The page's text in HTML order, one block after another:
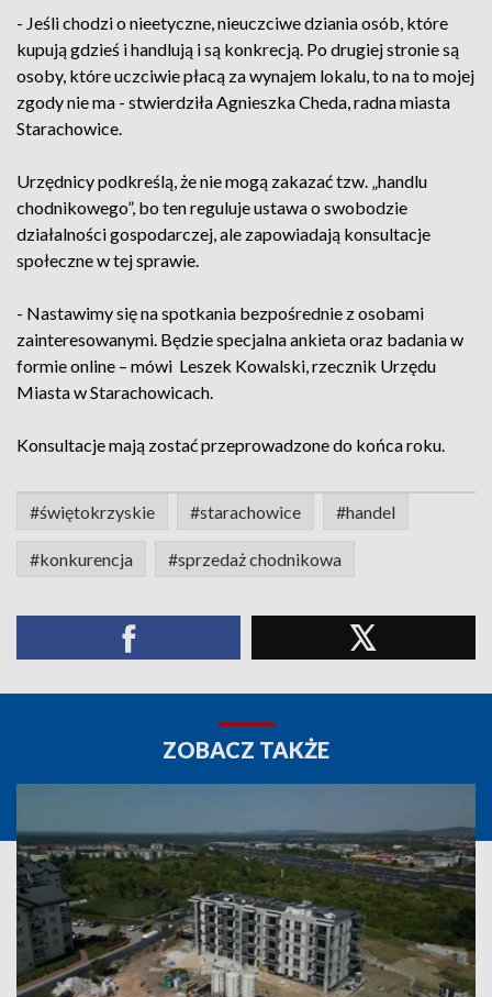
- Jeśli chodzi o nieetyczne, nieuczciwe dziania osób, które
kupują gdzieś i handlują i są konkrecją. Po drugiej stronie są
osoby, które uczciwie płacą za wynajem lokalu, to na to mojej
zgody nie ma - stwierdziła Agnieszka Cheda, radna miasta
Starachowice.
Urzędnicy podkreślą, że nie mogą zakazać tzw. „handlu
chodnikowego”, bo ten reguluje ustawa o swobodzie
działalności gospodarczej, ale zapowiadają konsultacje
społeczne w tej sprawie.
- Nastawimy się na spotkania bezpośrednie z osobami
zainteresowanymi. Będzie specjalna ankieta oraz badania w
formie online – mówi Leszek Kowalski, rzecznik Urzędu
Miasta w Starachowicach.
Konsultacje mają zostać przeprowadzone do końca roku.
#świętokrzyskie #starachowice #handel
#konkurencja #sprzedaż chodnikowa
ZOBACZ TAKŻE